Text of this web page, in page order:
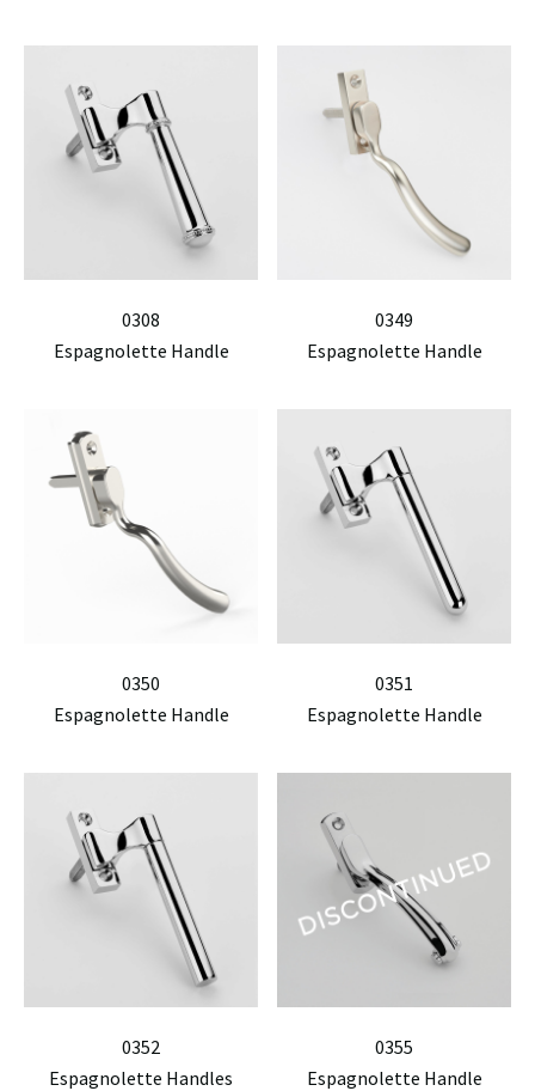
0308
Espagnolette Handle
0349
Espagnolette Handle
0350
Espagnolette Handle
0351
Espagnolette Handle
0352
Espagnolette Handles
0355
Espagnolette Handle